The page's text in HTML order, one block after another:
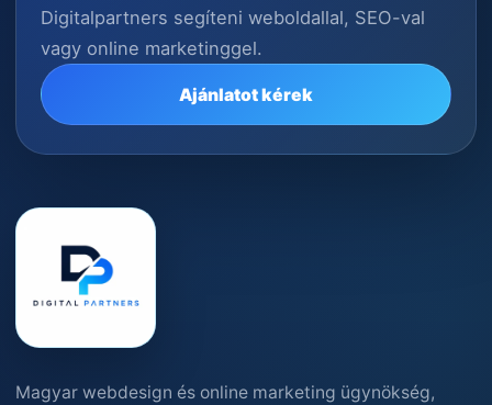
Digitalpartners segíteni weboldallal, SEO-val
vagy online marketinggel.
Ajánlatot kérek
Magyar webdesign és online marketing ügynökség,